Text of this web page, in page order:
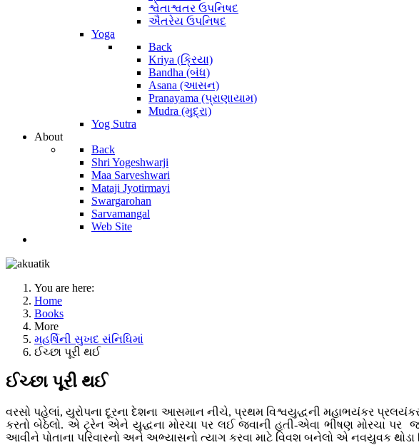
શ્વેતાશ્વતર ઉપનિષદ
ઐતરેય ઉપનિષદ
Yoga
Back
Kriya (ક્રિયા)
Bandha (બંધ)
Asana (આસન)
Pranayama (પ્રાણાયામ)
Mudra (મુદ્રા)
Yog Sutra
About
Back
Shri Yogeshwarji
Maa Sarveshwari
Mataji Jyotirmayi
Swargarohan
Sarvamangal
Web Site
You are here:
Home
Books
More
મહર્ષિની સુખદ સંનિધિમાં
ઈચ્છા પૂરી થઈ
ઈચ્છા પૂરી થઈ
વરસો પહેલાં, યુરોપના દૂરના દેશના આસમાન નીચે, પ્રથમ વિશ્વયુદ્ધની મહાભયંકર
કરતો બેઠેલો. એ ટ્રેન એને યુદ્ધના મોરચા પર લઈ જવાની હતી-એવા ભીષણ મોરચા પર
આવીને પોતાના પરિવારનો અને અભ્યાસનો ત્યાગ કરવા માટે વિવશ બનેલો એ નવયુવક થોડા